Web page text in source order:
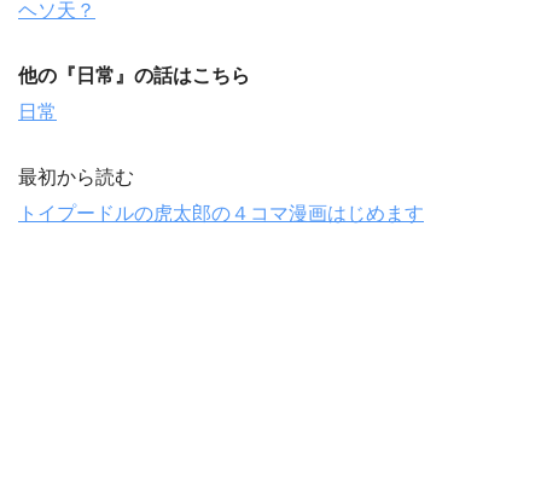
ヘソ天？
他の『 日常 』の話はこちら
日常
最初から読む
トイプードルの虎太郎の４コマ漫画はじめます